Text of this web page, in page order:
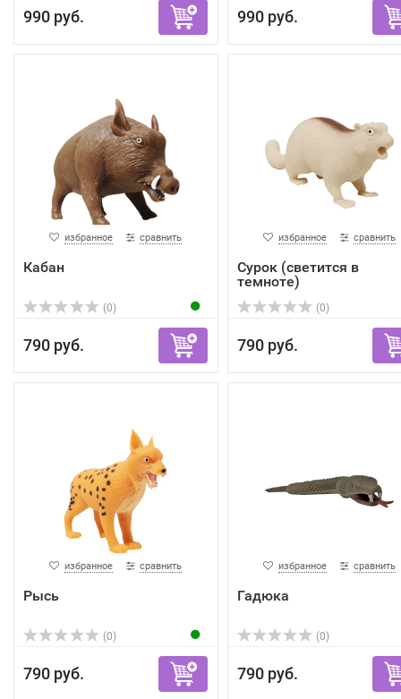
990 руб. 990 руб.
избранное сравнить
Кабан
(0)
790 руб.
избранное сравнить
Сурок (светится в
темноте)
(0)
790 руб.
избранное сравнить
Рысь
(0)
790 руб.
избранное сравнить
Гадюка
(0)
790 руб.